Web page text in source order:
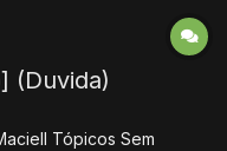
(Duvida)
Tópicos Sem